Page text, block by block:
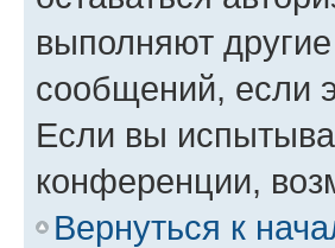
выполняют
сообщений, если
Если вы
конференции,
Вернуться к